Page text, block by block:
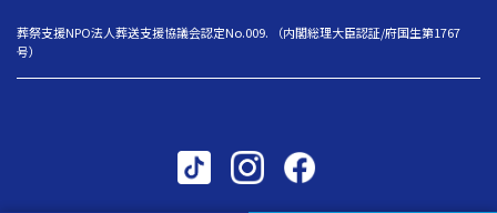
葬祭支援NPO法人葬送支援協議会認定No.009. （内閣総理大臣認証/府国生第1767
号）